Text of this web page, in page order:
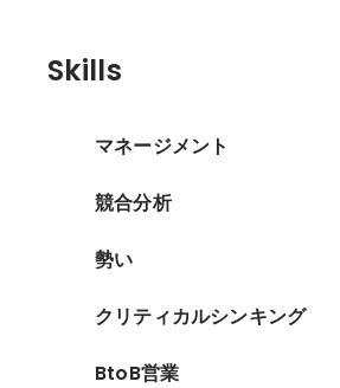
Skills
マネージメント
競合分析
勢い
クリティカルシンキング
BtoB営業